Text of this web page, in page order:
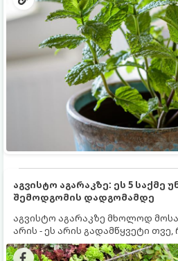
აგვისტო აგარაკზე: ეს 5 საქმე
შემოდგომის დადგომამდე
აგვისტო აგარაკზე მხოლოდ
არის - ეს არის გადამწყვეტი
ეყრება მომავალი წლის
შემოდგომა-ზამთრის